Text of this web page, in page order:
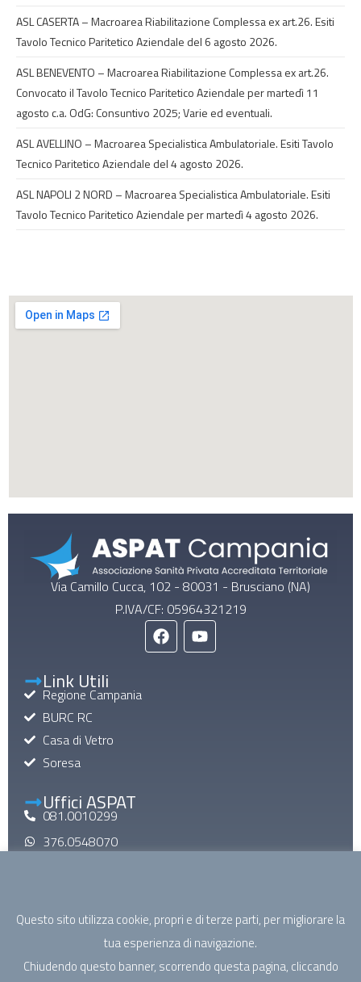
ASL CASERTA – Macroarea Riabilitazione Complessa ex art.26. Esiti
Tavolo Tecnico Paritetico Aziendale del 6 agosto 2026.
ASL BENEVENTO – Macroarea Riabilitazione Complessa ex art.26.
Convocato il Tavolo Tecnico Paritetico Aziendale per martedì 11
agosto c.a. OdG: Consuntivo 2025; Varie ed eventuali.
ASL AVELLINO – Macroarea Specialistica Ambulatoriale. Esiti Tavolo
Tecnico Paritetico Aziendale del 4 agosto 2026.
ASL NAPOLI 2 NORD – Macroarea Specialistica Ambulatoriale. Esiti
Tavolo Tecnico Paritetico Aziendale per martedì 4 agosto 2026.
Via Camillo Cucca, 102 - 80031 - Brusciano (NA)
P.IVA/CF: 05964321219
Link Utili
Regione Campania
BURC RC
Casa di Vetro
Soresa
Uffici ASPAT
081.0010299
376.0548070
Mail di Macroarea
specialistica@aspatcampania.it
riabilitazione@aspatcampania.it
Questo sito utilizza cookie, propri e di terze parti, per migliorare la
tua esperienza di navigazione.
Chiudendo questo banner, scorrendo questa pagina, cliccando